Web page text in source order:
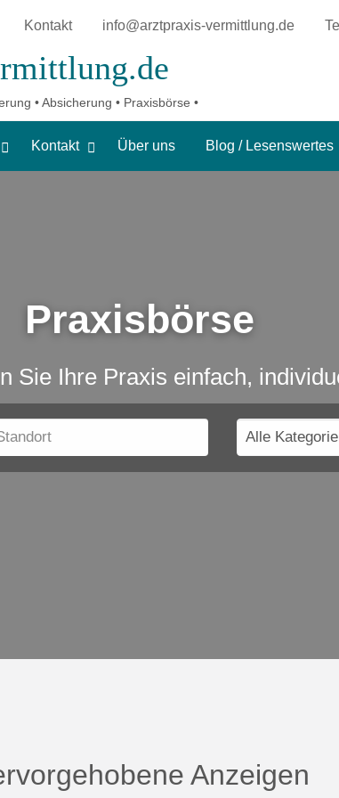
Kontakt info@arztpraxis-vermittlung.de
• Absicherung • Praxisbörse •
Kontakt Über uns Blog / Lesenswertes
Praxisbörse
Sie Ihre Praxis einfach,
Anzeigen